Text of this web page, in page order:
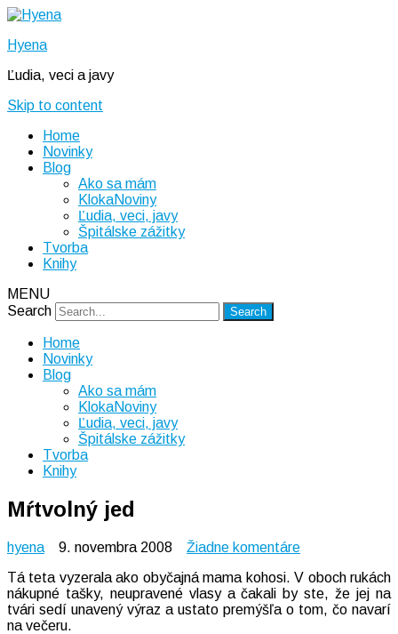
Hyena
Ľudia, veci a javy
Skip to content
Home
Novinky
Blog
Ako sa mám
KlokaNoviny
Ľudia, veci, javy
Špitálske zážitky
Tvorba
Knihy
MENU
Search
Home
Novinky
Blog
Ako sa mám
KlokaNoviny
Ľudia, veci, javy
Špitálske zážitky
Tvorba
Knihy
Mŕtvolný jed
hyena 9. novembra 2008 Žiadne komentárena
jed
Tá teta vyzerala ako obyčajná mama kohosi. V oboch rukách
nákupné tašky, neupravené vlasy a čakali by ste, že jej na
tvári sedí unavený výraz a ustato premýšľa o tom, čo navarí
na večeru.